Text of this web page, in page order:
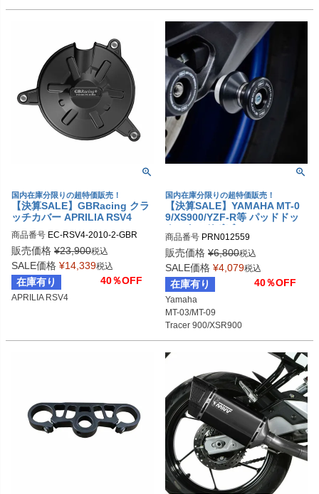
国内在庫分限りの超特価販売！
【決算SALE】GBRacing クラ
ッチカバー APRILIA RSV4
商品番号 EC-RSV4-2010-2-GBR
gbr_EC-RSV4-2010-2-GBR
販売価格 ¥23,900税込
SALE価格 ¥14,339税込
在庫有り 40％OFF
APRILIA RSV4
国内在庫分限りの超特価販売！
【決算SALE】YAMAHA MT-0
9/XS900/YZF-R等 パッドドッ
クスタンドボビン Evotech Per
formance
商品番号 PRN012559
PRN012559-01
PRN012559-02
PRN012559-03
PRN012559-04
PRN012559-05
PRN012559-06
PRN012559-07
PRN012559-08
PRN012559-09
PRN012559-13
PRN012559-14
PRN012559-15
PRN012559-16
PRN012559-17
PRN012559-18
PRN012559-19
PRN012559-20
PRN012559-21
販売価格 ¥6,800税込
SALE価格 ¥4,079税込
在庫有り 40％OFF
Yamaha
MT-03/MT-09
Tracer 900/XSR900
Aprilia
RSV1000